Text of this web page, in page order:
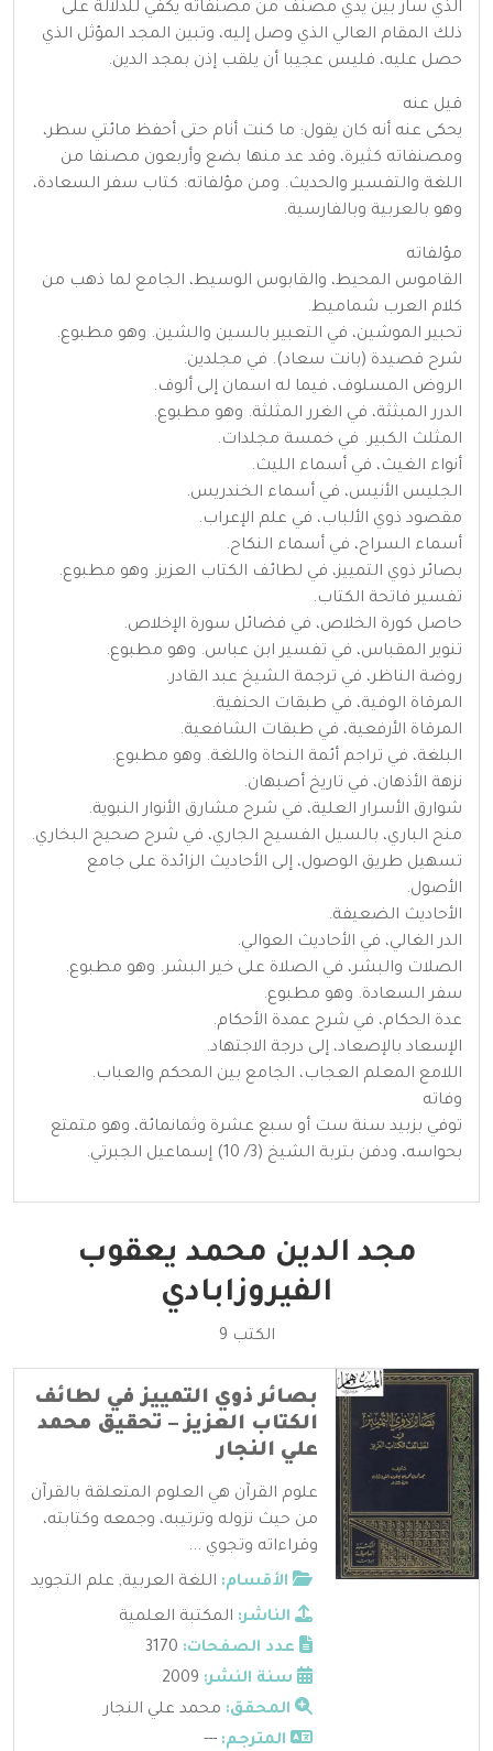
الذي سار بين يدي مصنف من مصنفاته يكفي للدلالة على
ذلك المقام العالي الذي وصل إليه، وتبين المجد المؤثل الذي
حصل عليه، فليس عجيبا أن يلقب إذن بمجد الدين.
قيل عنه
يحكى عنه أنه كان يقول: ما كنت أنام حتى أحفظ مائتي سطر،
ومصنفاته كثيرة، وقد عد منها بضع وأربعون مصنفا من
اللغة والتفسير والحديث. ومن مؤلفاته: كتاب سفر السعادة،
وهو بالعربية وبالفارسية.
مؤلفاته
القاموس المحيط، والقابوس الوسيط، الجامع لما ذهب من
كلام العرب شماميط.
تحبير الموشين، في التعبير بالسين والشين. وهو مطبوع.
شرح قصيدة (بانت سعاد). في مجلدين.
الروض المسلوف، فيما له اسمان إلى ألوف.
الدرر المبثثة، في الغرر المثلثة. وهو مطبوع.
المثلث الكبير. في خمسة مجلدات.
أنواء الغيث، في أسماء الليث.
الجليس الأنيس، في أسماء الخندريس.
مقصود ذوي الألباب، في علم الإعراب.
أسماء السراح، في أسماء النكاح.
بصائر ذوي التمييز، في لطائف الكتاب العزيز. وهو مطبوع.
تفسير فاتحة الكتاب.
حاصل كورة الخلاص، في فضائل سورة الإخلاص.
تنوير المقباس، في تفسير ابن عباس. وهو مطبوع.
روضة الناظر، في ترجمة الشيخ عبد القادر.
المرقاة الوفية، في طبقات الحنفية.
المرقاة الأرفعية، في طبقات الشافعية.
البلغة، في تراجم أئمة النحاة واللغة. وهو مطبوع.
نزهة الأذهان، في تاريخ أصبهان.
شوارق الأسرار العلية، في شرح مشارق الأنوار النبوية.
منح الباري، بالسيل الفسيح الجاري، في شرح صحيح البخاري.
تسهيل طريق الوصول، إلى الأحاديث الزائدة على جامع
الأصول.
الأحاديث الضعيفة.
الدر الغالي، في الأحاديث العوالي.
الصلات والبشر، في الصلاة على خير البشر. وهو مطبوع.
سفر السعادة. وهو مطبوع.
عدة الحكام، في شرح عمدة الأحكام.
الإسعاد بالإصعاد، إلى درجة الاجتهاد.
اللامع المعلم العجاب، الجامع بين المحكم والعباب.
وفاته
توفي بزبيد سنة ست أو سبع عشرة وثمانمائة، وهو متمتع
بحواسه، ودفن بتربة الشيخ (3/ 10) إسماعيل الجبرتي.
مجد الدين محمد يعقوب
الفيروزابادي
الكتب 9
بصائر ذوي التمييز في لطائف
الكتاب العزيز – تحقيق محمد
علي النجار
علوم القرآن هي العلوم المتعلقة بالقرآن
من حيث نزوله وترتيبه، وجمعه وكتابته،
وقراءاته وتجوي ...
الأقسام: اللغة العربية, علم التجويد
الناشر: المكتبة العلمية
عدد الصفحات:
سنة النشر:
المحقق: محمد علي النجار
المترجم: ---